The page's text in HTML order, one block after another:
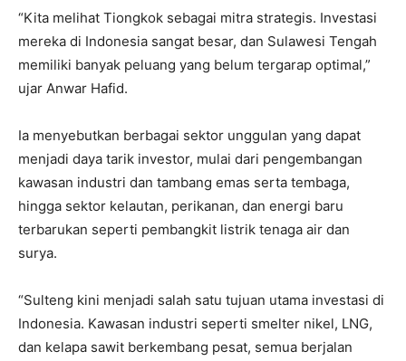
“Kita melihat Tiongkok sebagai mitra strategis. Investasi
mereka di Indonesia sangat besar, dan Sulawesi Tengah
memiliki banyak peluang yang belum tergarap optimal,”
ujar Anwar Hafid.
Ia menyebutkan berbagai sektor unggulan yang dapat
menjadi daya tarik investor, mulai dari pengembangan
kawasan industri dan tambang emas serta tembaga,
hingga sektor kelautan, perikanan, dan energi baru
terbarukan seperti pembangkit listrik tenaga air dan
surya.
“Sulteng kini menjadi salah satu tujuan utama investasi di
Indonesia. Kawasan industri seperti smelter nikel, LNG,
dan kelapa sawit berkembang pesat, semua berjalan